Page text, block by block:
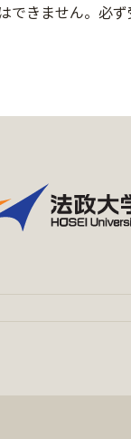
できません。必ず